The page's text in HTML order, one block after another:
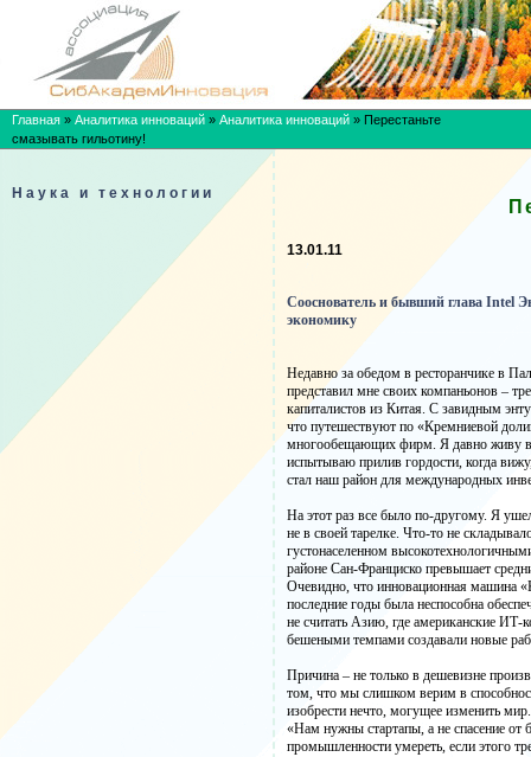
Главная » Аналитика инноваций » Аналитика инноваций » Перестаньте
смазывать гильотину!
Наука и технологии
13.01.11
Сооснователь и бывший глава Intel
экономику
Недавно за обедом в ресторанчике в
представил мне своих компаньонов –
капиталистов из Китая. С завидным
что путешествуют по «Кремниевой
многообещающих фирм. Я давно живу
испытываю прилив гордости, когда
стал наш район для международных
На этот раз все было по-другому. Я
не в своей тарелке. Что-то не
густонаселенном
районе Сан-Франциско превышает
Очевидно, что инновационная машина
последние годы была неспособна
не считать Азию, где американские ИТ-
бешеными темпами создавали новые
Причина – не только в дешевизне
том, что мы слишком верим в
изобрести нечто, могущее изменить
«Нам нужны стартапы, а не спасение от
промышленности умереть, если этого